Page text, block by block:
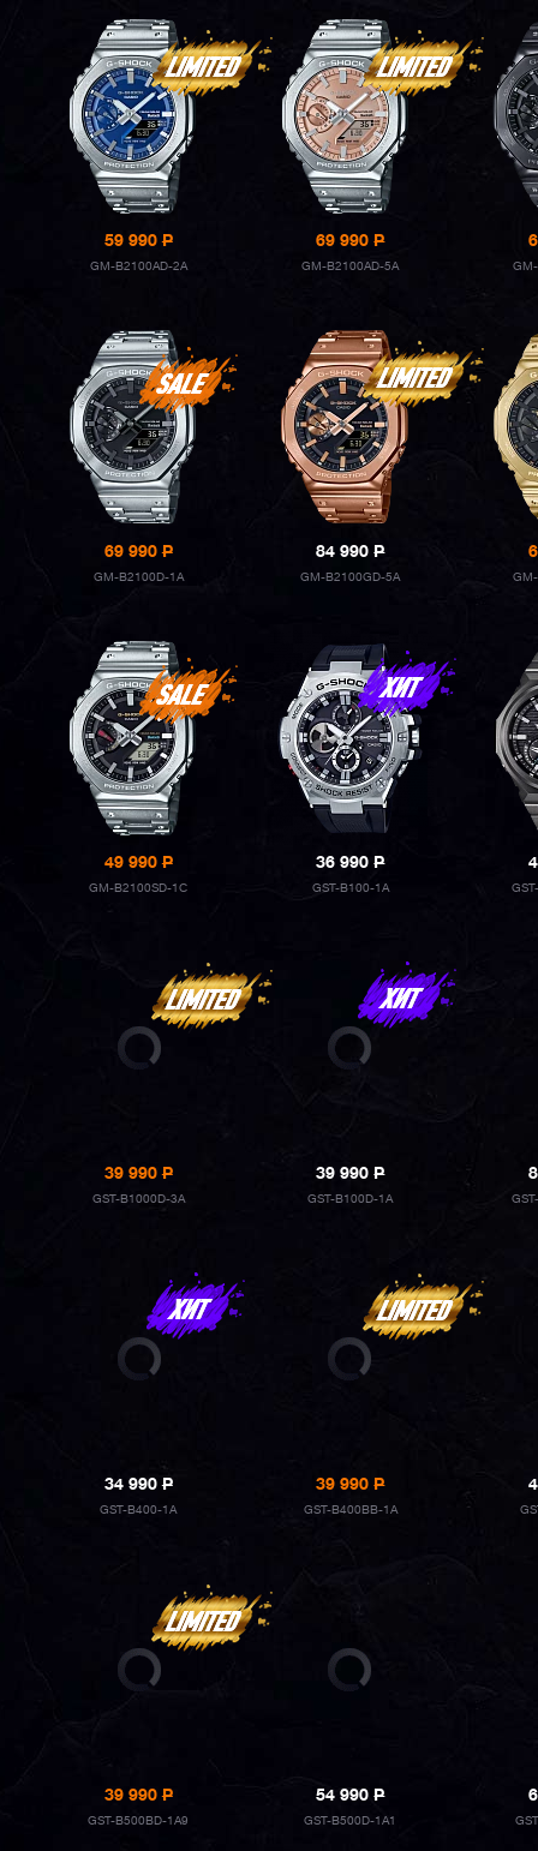
59 990P
GM-B2100AD-2A
69 990P
GM-B2100AD-5A
69 990P
GM-B2100D-1A
84 990P
GM-B2100GD-5A
49 990P
GM-B2100SD-1C
36 990P
GST-B100-1A
39 990P
GST-B1000D-3A
39 990P
GST-B100D-1A
34 990P
GST-B400-1A
39 990P
GST-B400BB-1A
39 990P
GST-B500BD-1A9
54 990P
GST-B500D-1A1